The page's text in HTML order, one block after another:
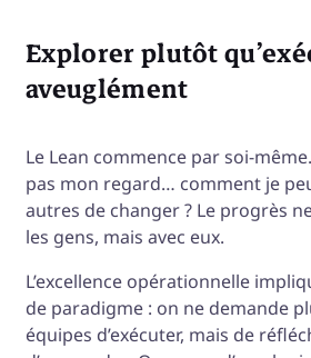
Explorer plutôt
aveuglément
Le Lean commence par soi-
pas mon regard… comment je
autres de changer ? Le progrès
les gens, mais avec eux.
L’excellence opérationnelle
de paradigme : on ne demande
équipes d’exécuter, mais de